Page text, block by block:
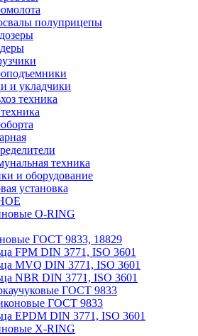
полуприцепы
и укладчики
техника
техника
и оборудование
установка
O-RING
ГОСТ 9833, 18829
FPM DIN 3771, ISO 3601
MVQ DIN 3771, ISO 3601
NBR DIN 3771, ISO 3601
ГОСТ 9833
ГОСТ 9833
EPDM DIN 3771, ISO 3601
Х-RING